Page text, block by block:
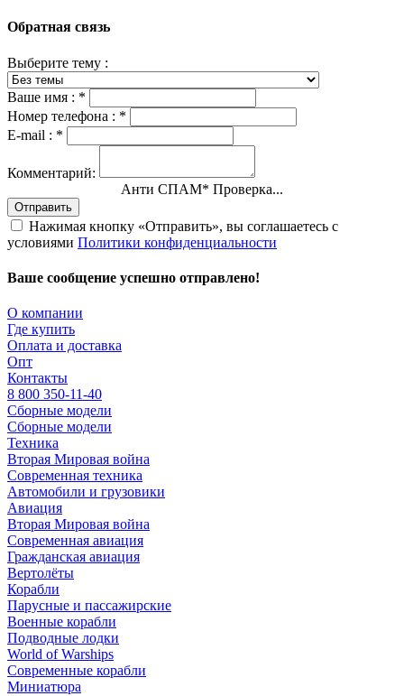
Обратная связь
Выберите тему :
Ваше имя : *
Номер телефона : *
E-mail : *
Комментарий:
Анти СПАМ* Проверка...
Отправить
Нажимая кнопку «Отправить», вы соглашаетесь с
условиями Политики конфиденциальности
Ваше сообщение успешно отправлено!
О компании
Где купить
Оплата и доставка
Опт
Контакты
8 800 350-11-40
Сборные модели
Сборные модели
Техника
Вторая Мировая война
Современная техника
Автомобили и грузовики
Авиация
Вторая Мировая война
Современная авиация
Гражданская авиация
Вертолёты
Корабли
Парусные и пассажирские
Военные корабли
Подводные лодки
World of Warships
Современные корабли
Миниатюра